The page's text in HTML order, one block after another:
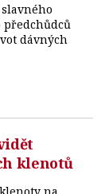
předchůdců
dávných
klenotů